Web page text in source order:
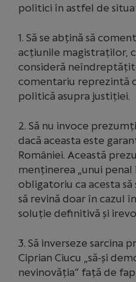
politici în astfel de
1.⁠ ⁠Să se abțină să
acțiunile magistraților,
consideră
comentariu reprezintă
politică asupra justiției.
2.⁠ ⁠Să nu invoce
dacă aceasta este
României. Această
menținerea „unui
obligatoriu ca acesta
să revină doar în cazul
soluție definitivă și
3.⁠ ⁠Să inverseze sarcina
Ciprian Ciucu „să-și
nevinovăția” față de